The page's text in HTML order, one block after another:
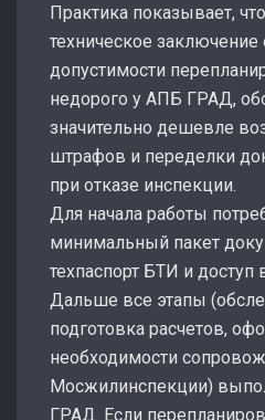
Практика показывает,
техническое заключение
допустимости
недорого у АПБ ГРАД,
значительно дешевле
штрафов и переделки
при отказе инспекции.
Для начала работы
минимальный пакет
техпаспорт БТИ и
Дальше все этапы
подготовка расчетов,
необходимости
Мосжилинспекции)
ГРАД. Если